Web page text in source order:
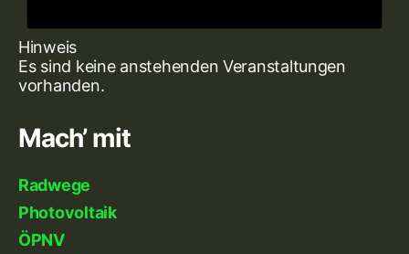
Hinweis
Es sind keine anstehenden Veranstaltungen
vorhanden.
Mach’ mit
Radwege
Photovoltaik
ÖPNV